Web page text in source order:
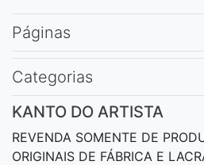
Páginas
Categorias
KANTO DO ARTISTA
REVENDA SOMENTE DE
ORIGINAIS DE FÁBRICA E